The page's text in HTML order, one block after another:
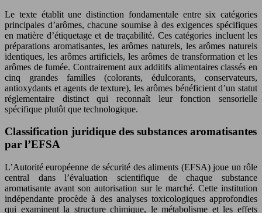
Le texte établit une distinction fondamentale entre six catégories
principales d’arômes, chacune soumise à des exigences spécifiques
en matière d’étiquetage et de traçabilité. Ces catégories incluent les
préparations aromatisantes, les arômes naturels, les arômes naturels
identiques, les arômes artificiels, les arômes de transformation et les
arômes de fumée. Contrairement aux additifs alimentaires classés en
cinq grandes familles (colorants, édulcorants, conservateurs,
antioxydants et agents de texture), les arômes bénéficient d’un statut
réglementaire distinct qui reconnaît leur fonction sensorielle
spécifique plutôt que technologique.
Classification juridique des substances aromatisantes
par l’EFSA
L’Autorité européenne de sécurité des aliments (EFSA) joue un rôle
central dans l’évaluation scientifique de chaque substance
aromatisante avant son autorisation sur le marché. Cette institution
indépendante procède à des analyses toxicologiques approfondies
qui examinent la structure chimique, le métabolisme et les effets